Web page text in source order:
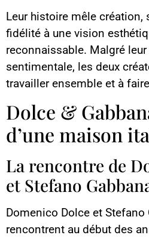
Leur histoire mêle création,
fidélité à une vision
reconnaissable. Malgré
sentimentale, les deux
travailler ensemble et à
Dolce &
d’une maison
La rencontre de
et Stefano
Domenico Dolce et Stefano
rencontrent au début des